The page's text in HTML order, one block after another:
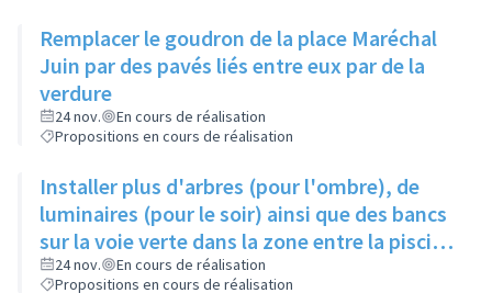
Remplacer le goudron de la place Maréchal
Juin par des pavés liés entre eux par de la
verdure
24 nov.
En cours de réalisation
Propositions en cours de réalisation
Installer plus d'arbres (pour l'ombre), de
luminaires (pour le soir) ainsi que des bancs
sur la voie verte dans la zone entre la piscine
et la rue de l'Industrie
24 nov.
En cours de réalisation
Propositions en cours de réalisation